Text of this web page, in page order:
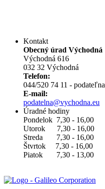
Kontakt
Obecný úrad Východná
Východná 616
032 32 Východná
Telefon:
044/520 74 11 - podateľna
E-mail:
podatelna@vychodna.eu
Úradné hodiny
Pondelok 7,30 - 16,00
Utorok 7,30 - 16,00
Streda 7,30 - 16,00
Štvrtok 7,30 - 16,00
Piatok 7,30 - 13,00